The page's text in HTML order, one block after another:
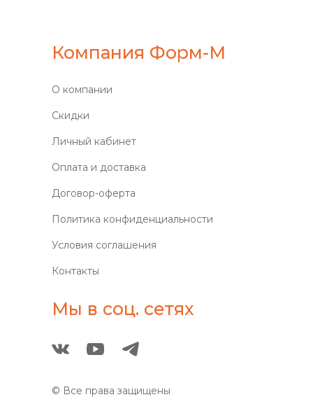
Компания Форм-М
О компании
Скидки
Личный кабинет
Оплата и доставка
Договор-оферта
Политика конфиденциальности
Условия соглашения
Контакты
Мы в соц. сетях
© Все права защищены